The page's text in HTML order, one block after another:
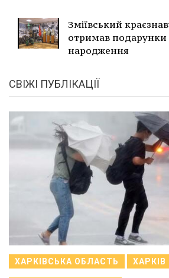
Зміївський
отримав подарунки
народження
СВІЖІ ПУБЛІКАЦІЇ
ХАРКІВСЬКА ОБЛАСТЬ ХАРКІВ